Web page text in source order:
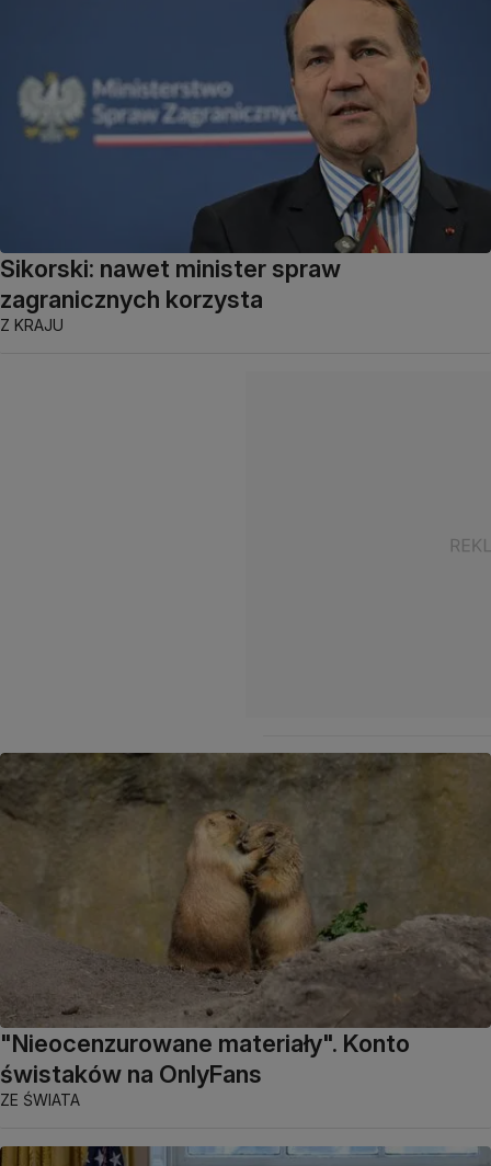
Sikorski: nawet minister spraw
zagranicznych korzysta
Z KRAJU
"Nieocenzurowane materiały". Konto
świstaków na OnlyFans
ZE ŚWIATA